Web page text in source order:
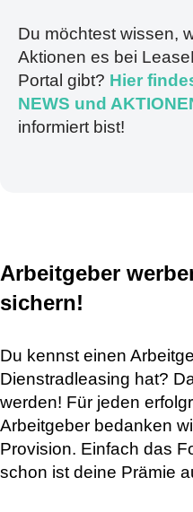
Du möchtest wissen,
Aktionen es bei
Portal gibt? Hier
NEWS und
informiert bist!
Arbeitgeber
sichern!
Du kennst einen
Dienstradleasing hat?
werden! Für jeden
Arbeitgeber bedanken
Provision. Einfach das
schon ist deine Prämie